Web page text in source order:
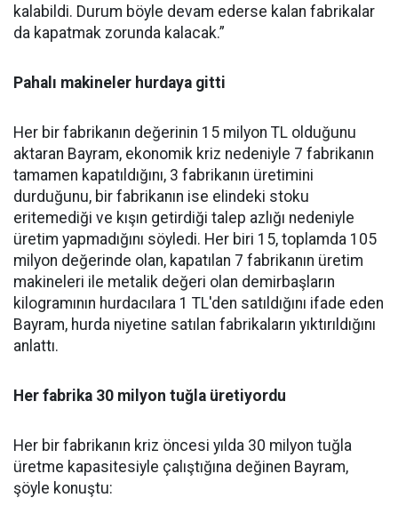
kalabildi. Durum böyle devam ederse kalan fabrikalar
da kapatmak zorunda kalacak.”
Pahalı makineler hurdaya gitti
Her bir fabrikanın değerinin 15 milyon TL olduğunu
aktaran Bayram, ekonomik kriz nedeniyle 7 fabrikanın
tamamen kapatıldığını, 3 fabrikanın üretimini
durduğunu, bir fabrikanın ise elindeki stoku
eritemediği ve kışın getirdiği talep azlığı nedeniyle
üretim yapmadığını söyledi. Her biri 15, toplamda 105
milyon değerinde olan, kapatılan 7 fabrikanın üretim
makineleri ile metalik değeri olan demirbaşların
kilogramının hurdacılara 1 TL'den satıldığını ifade eden
Bayram, hurda niyetine satılan fabrikaların yıktırıldığını
anlattı.
Her fabrika 30 milyon tuğla üretiyordu
Her bir fabrikanın kriz öncesi yılda 30 milyon tuğla
üretme kapasitesiyle çalıştığına değinen Bayram,
şöyle konuştu: